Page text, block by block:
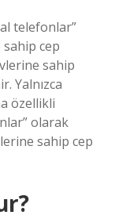
telefonlar”
cep
sahip
Yalnızca
özellikli
olarak
sahip cep